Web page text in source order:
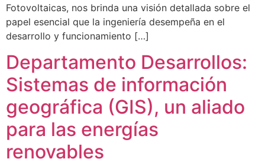
Fotovoltaicas, nos brinda una visión detallada sobre el
papel esencial que la ingeniería desempeña en el
desarrollo y funcionamiento […]
Departamento Desarrollos:
Sistemas de información
geográfica (GIS), un aliado
para las energías
renovables